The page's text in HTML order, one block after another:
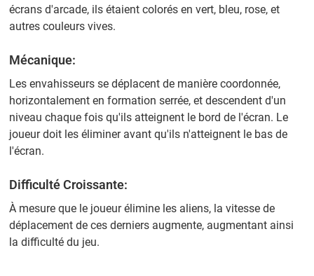
écrans d'arcade, ils étaient colorés en vert, bleu, rose, et
autres couleurs vives.
Mécanique:
Les envahisseurs se déplacent de manière coordonnée,
horizontalement en formation serrée, et descendent d'un
niveau chaque fois qu'ils atteignent le bord de l'écran. Le
joueur doit les éliminer avant qu'ils n'atteignent le bas de
l'écran.
Difficulté Croissante:
À mesure que le joueur élimine les aliens, la vitesse de
déplacement de ces derniers augmente, augmentant ainsi
la difficulté du jeu.